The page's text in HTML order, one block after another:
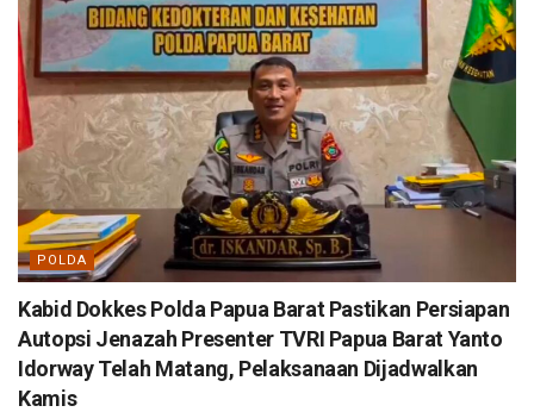
POLDA
Kabid Dokkes Polda Papua Barat Pastikan Persiapan
Autopsi Jenazah Presenter TVRI Papua Barat Yanto
Idorway Telah Matang, Pelaksanaan Dijadwalkan
Kamis